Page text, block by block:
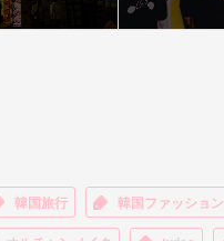
韓国旅行 韓国ファッション